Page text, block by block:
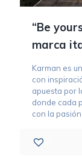
“Be
marca
Karman es
con
apuesta por
donde cada
con la